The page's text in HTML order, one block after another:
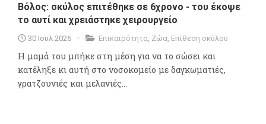
Βόλος: σκύλος επιτέθηκε σε 6χρονο - του έκοψε
το αυτί και χρειάστηκε χειρουργείο
30 Ιουλ 2026 Επικαιρότητα Ζώα Επίθεση σκύλου
Η μαμά του μπήκε στη μέση για να το σώσει και
κατέληξε κι αυτή στο νοσοκομείο με δαγκωματιές,
γρατζουνιές και μελανιές...